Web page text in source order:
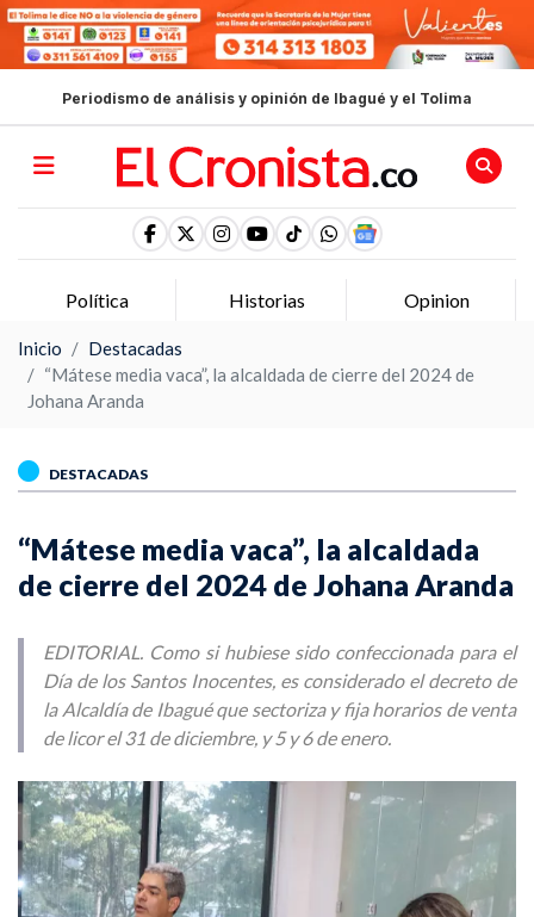
Periodismo de análisis y opinión de Ibagué y el Tolima
Política Historias Opinion
Inicio
Destacadas
“Mátese media vaca”, la alcaldada de cierre del 2024 de
Johana Aranda
DESTACADAS
“Mátese media vaca”, la alcaldada
de cierre del 2024 de Johana Aranda
EDITORIAL. Como si hubiese sido confeccionada para el
Día de los Santos Inocentes, es considerado el decreto de
la Alcaldía de Ibagué que sectoriza y fija horarios de venta
de licor el 31 de diciembre, y 5 y 6 de enero.